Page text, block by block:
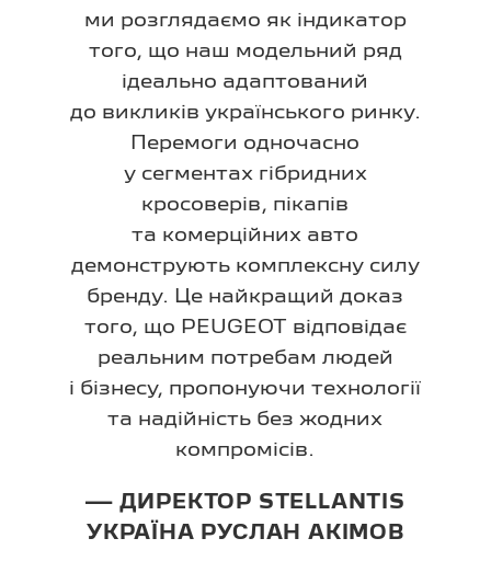
ми розглядаємо як індикатор
того, що наш модельний ряд
ідеально адаптований
до викликів українського ринку.
Перемоги одночасно
у сегментах гібридних
кросоверів, пікапів
та комерційних авто
демонструють комплексну силу
бренду. Це найкращий доказ
того, що PEUGEOT відповідає
реальним потребам людей
і бізнесу, пропонуючи технології
та надійність без жодних
компромісів.
— ДИРЕКТОР STELLANTIS
УКРАЇНА РУСЛАН АКІМОВ